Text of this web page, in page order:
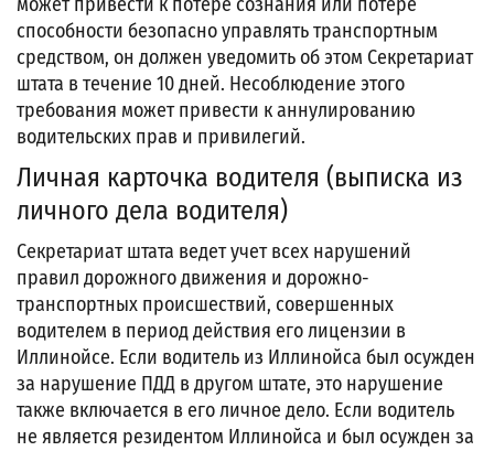
способности безопасно управлять транспортным
средством, он должен уведомить об этом Секретариат
штата в течение 10 дней. Несоблюдение этого
требования может привести к аннулированию
водительских прав и привилегий.
Личная карточка водителя (выписка из
личного дела водителя)
Секретариат штата ведет учет всех нарушений
правил дорожного движения и дорожно-
транспортных происшествий, совершенных
водителем в период действия его лицензии в
Иллинойсе. Если водитель из Иллинойса был осужден
за нарушение ПДД в другом штате, это нарушение
также включается в его личное дело. Если водитель
не является резидентом Иллинойса и был осужден за